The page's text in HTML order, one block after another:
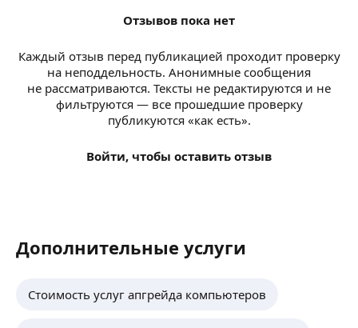
Отзывов пока нет
Каждый отзыв перед публикацией проходит проверку
на неподдельность. Анонимные сообщения
не рассматриваются. Тексты не редактируются и не
фильтруются — все прошедшие проверку
публикуются «как есть».
Войти, чтобы оставить отзыв
Дополнительные услуги
Стоимость услуг апгрейда компьютеров